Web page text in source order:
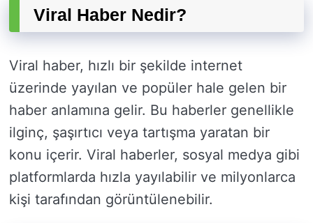
Viral Haber Nedir?
Viral haber, hızlı bir şekilde internet
üzerinde yayılan ve popüler hale gelen bir
haber anlamına gelir. Bu haberler genellikle
ilginç, şaşırtıcı veya tartışma yaratan bir
konu içerir. Viral haberler, sosyal medya gibi
platformlarda hızla yayılabilir ve milyonlarca
kişi tarafından görüntülenebilir.